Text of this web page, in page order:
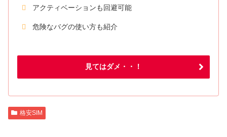
アクティベーションも回避可能
危険なバグの使い方も紹介
見てはダメ・・！
格安SIM